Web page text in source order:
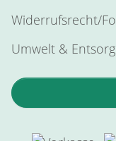
Widerrufsrecht/
Umwelt &